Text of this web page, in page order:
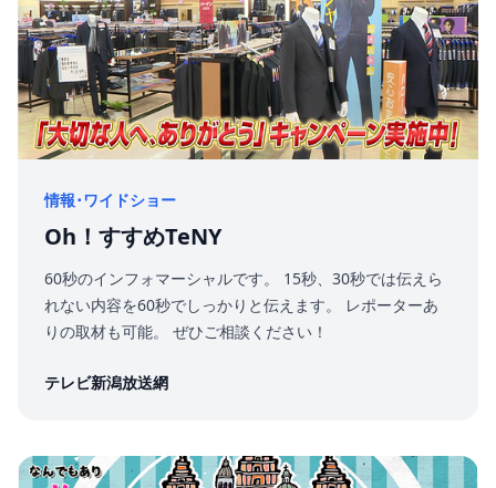
情報･ワイドショー
Oh！すすめTeNY
60秒のインフォマーシャルです。 15秒、30秒では伝えら
れない内容を60秒でしっかりと伝えます。 レポーターあ
りの取材も可能。 ぜひご相談ください！
テレビ新潟放送網